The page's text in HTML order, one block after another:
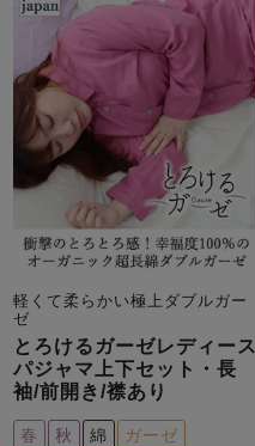
軽くて柔らかい極上ダブルガー
ゼ
とろけるガーゼレディース
パジャマ上下セット・長
袖/前開き/襟あり
春 秋 綿
ガーゼ